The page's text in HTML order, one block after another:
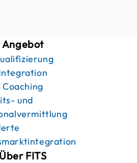
Angebot
Coaching
und
Über FITS